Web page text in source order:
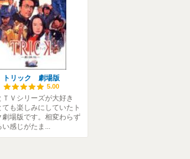
トリック 劇場版
5.00
ＴＶシリーズが大好き
ても楽しみにしていたト
劇場版です。相変わらず
い感じがたま...